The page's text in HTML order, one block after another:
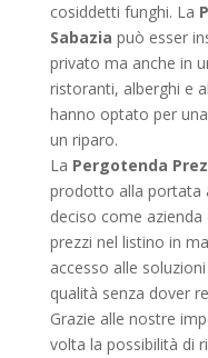
cosiddetti funghi. La
Sabazia può esser
privato ma anche in
ristoranti, alberghi e
hanno optato per
un riparo.
La Pergotenda
prodotto alla portata
deciso come
prezzi nel listino in
accesso alle
qualità senza dover
Grazie alle nostre
volta la possibilità di